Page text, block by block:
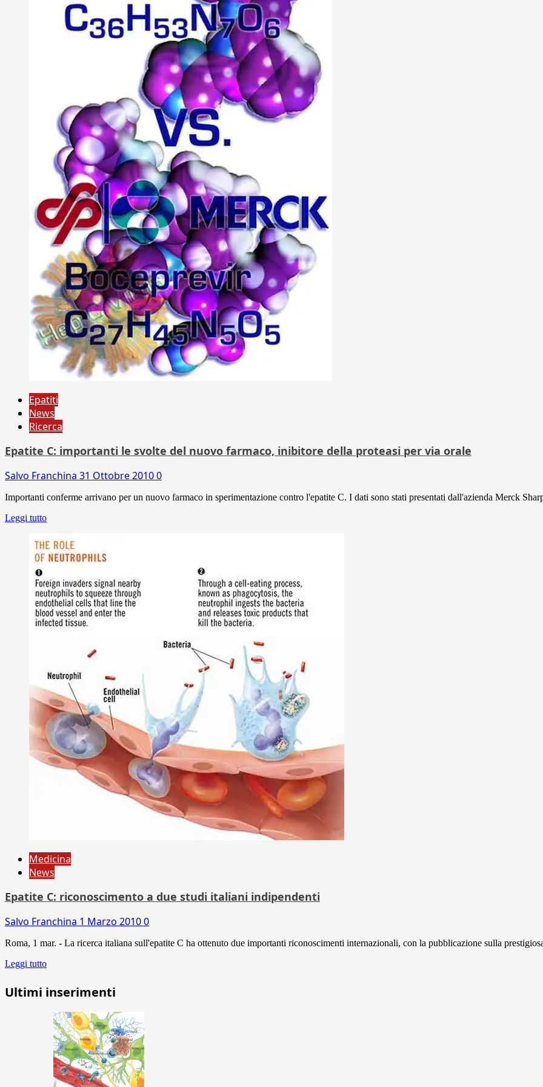
Epatiti
News
Ricerca
Epatite C: importanti le svolte del nuovo farmaco, inibitore della proteasi per via orale
Salvo Franchina 31 Ottobre 20100
Importanti conferme arrivano per un nuovo farmaco in sperimentazione contro l'epatite C. I dati sono stati presentati dall'azienda Merck
Leggi tutto
Medicina
News
Epatite C: riconoscimento a due studi italiani indipendenti
Salvo Franchina 1 Marzo 20100
Roma, 1 mar. - La ricerca italiana sull'epatite C ha ottenuto due importanti riconoscimenti internazionali, con la pubblicazione sulla
Leggi tutto
Ultimi inserimenti